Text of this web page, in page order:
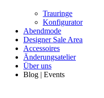
Trauringe
Konfigurator
Abendmode
Designer Sale Area
Accessoires
Änderungsatelier
Über uns
Blog | Events